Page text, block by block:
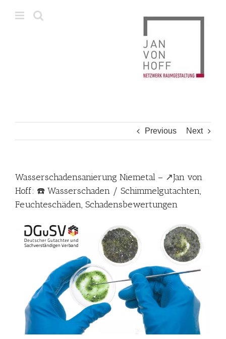
Previous Next
Wasserschadensanierung Niemetal – ↗️Jan von
Hoff: ☎️ Wasserschaden / Schimmelgutachten,
Feuchteschäden, Schadensbewertungen